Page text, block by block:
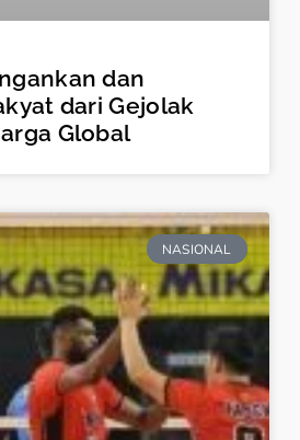
dan
dari Gejolak
Global
NASIONAL